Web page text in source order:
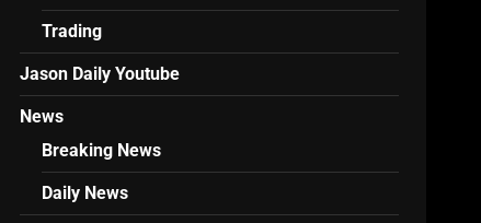
Trading
Jason Daily Youtube
News
Breaking News
Daily News